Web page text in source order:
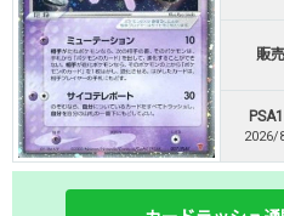
・リリース1周年
・新規登録で最大
初回
TORA
販
2026/